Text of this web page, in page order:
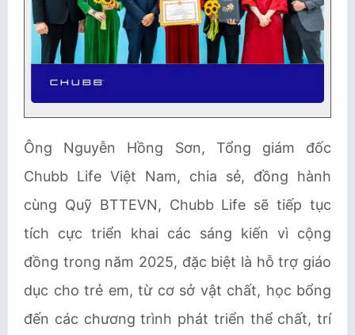
Ông Nguyễn Hồng Sơn, Tổng giám đốc
Chubb Life Việt Nam, chia sẻ, đồng hành
cùng Quỹ BTTEVN, Chubb Life sẽ tiếp tục
tích cực triển khai các sáng kiến vì cộng
đồng trong năm 2025, đặc biệt là hỗ trợ giáo
dục cho trẻ em, từ cơ sở vật chất, học bổng
đến các chương trình phát triển thể chất, trí